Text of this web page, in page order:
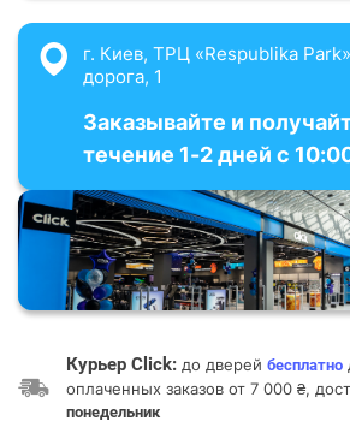
г. Киев, ТРЦ «Respublika
дорога, 1
Заказывайте и
течение 1-2 дней с
Курьер Click: до дверей бесплатно
оплаченных заказов от 7 000 ₴,
понедельник